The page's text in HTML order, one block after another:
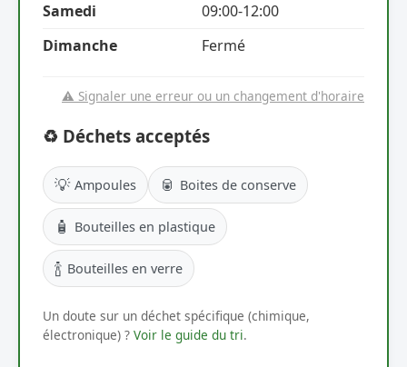
Samedi
09:00-12:00
Dimanche
Fermé
⚠️ Signaler une erreur ou un changement d'horaire
♻️ Déchets acceptés
💡 Ampoules 🥫 Boites de conserve
🧴 Bouteilles en plastique
🍾 Bouteilles en verre
Un doute sur un déchet spécifique (chimique,
électronique) ? Voir le guide du tri.